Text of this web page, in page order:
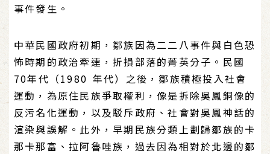
事件發生。
中華民國政府初期，鄒族因為二二八事件與白色恐
怖時期的政治牽連，折損部落的菁英分子。民國
70年代（1980 年代）之後，鄒族積極投入社會
運動，為原住民族爭取權利，像是拆除吳鳳銅像的
反污名化運動，以及駁斥政府、社會對吳鳳神話的
渲染與誤解。此外，早期民族分類上劃歸鄒族的卡
那卡那富、拉阿魯哇族，過去因為相對於北邊的鄒